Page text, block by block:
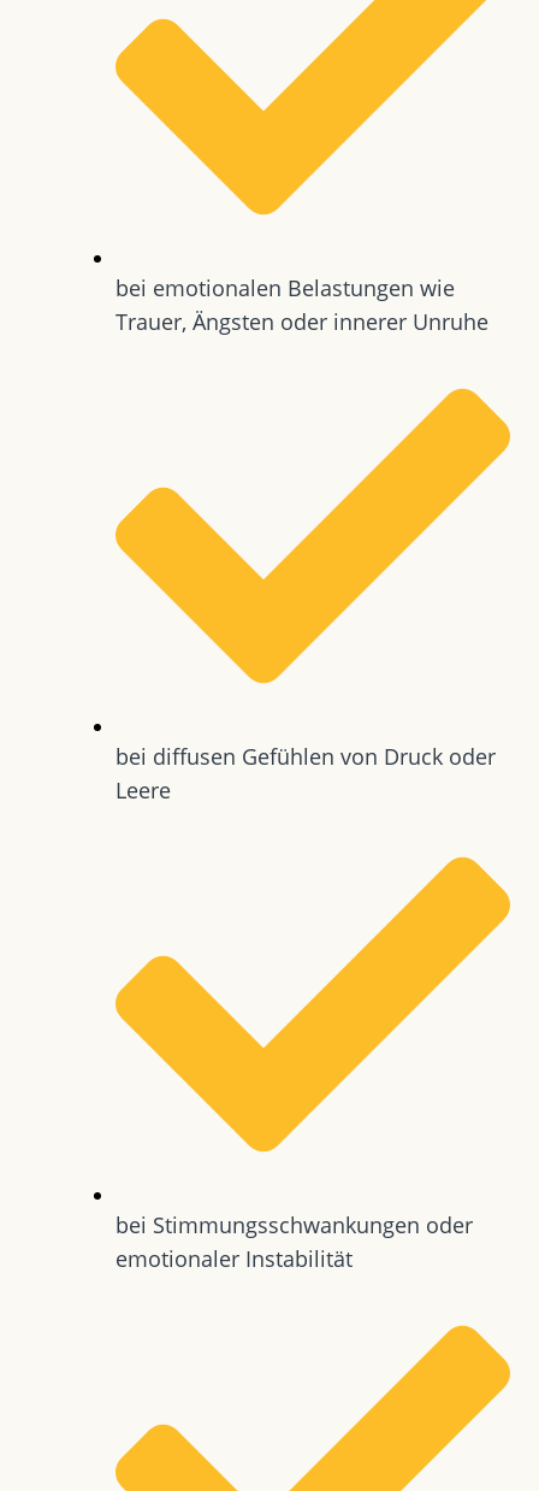
bei emotionalen Belastungen wie
Trauer, Ängsten oder innerer Unruhe
bei diffusen Gefühlen von Druck oder
Leere
bei Stimmungsschwankungen oder
emotionaler Instabilität